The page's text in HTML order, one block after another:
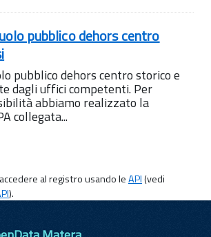
pubblico dehors centro
pubblico dehors centro storico e
dagli uffici competenti. Per
abbiamo realizzato la
collegata...
al registro usando leAPI(vedi
).